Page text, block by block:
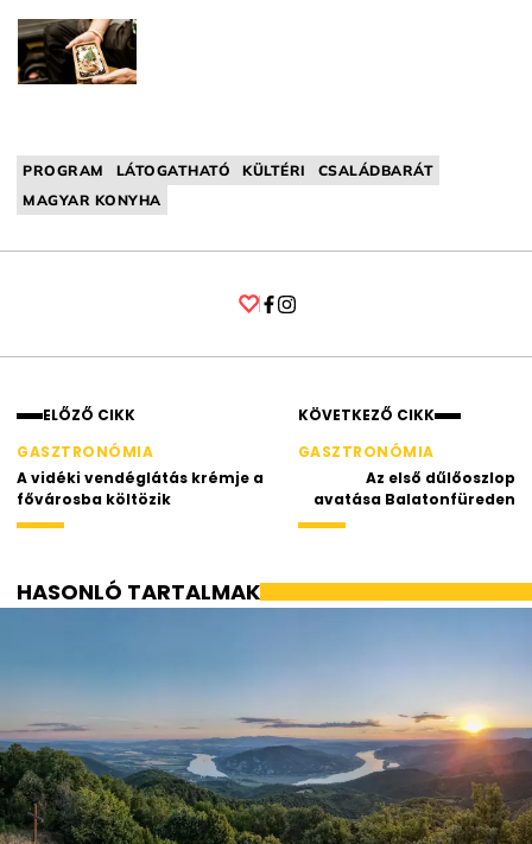
PROGRAM LÁTOGATHATÓ KÜLTÉRI
CSALÁDBARÁT
MAGYAR KONYHA
ELŐZŐ CIKK
GASZTRONÓMIA
A vidéki vendéglátás krémje a
fővárosba költözik
KÖVETKEZŐ CIKK
GASZTRONÓMIA
Az első dűlőoszlop
avatása Balatonfüreden
HASONLÓ TARTALMAK